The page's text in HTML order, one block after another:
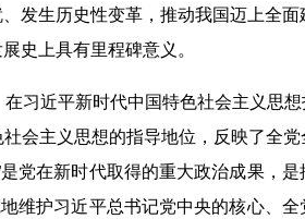
发生历史性变革，推动我国迈上全
史上具有里程碑意义。
近平新时代中国特色社会主义思
会主义思想的指导地位，反映了全
党在新时代取得的重大政治成果，
维护习近平总书记党中央的核心、